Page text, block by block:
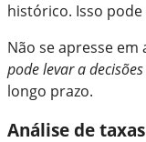
histórico. Isso
Não se apresse
pode levar a
longo prazo.
Análise de